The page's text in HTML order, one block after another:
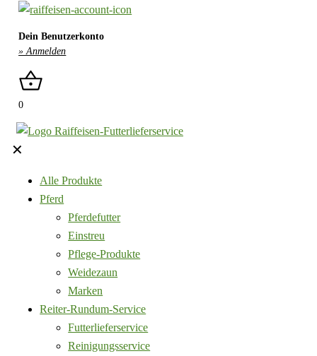
Dein Benutzerkonto
» Anmelden
0
✕
Alle Produkte
Pferd
Pferdefutter
Einstreu
Pflege-Produkte
Weidezaun
Marken
Reiter-Rundum-Service
Futterlieferservice
Reinigungsservice